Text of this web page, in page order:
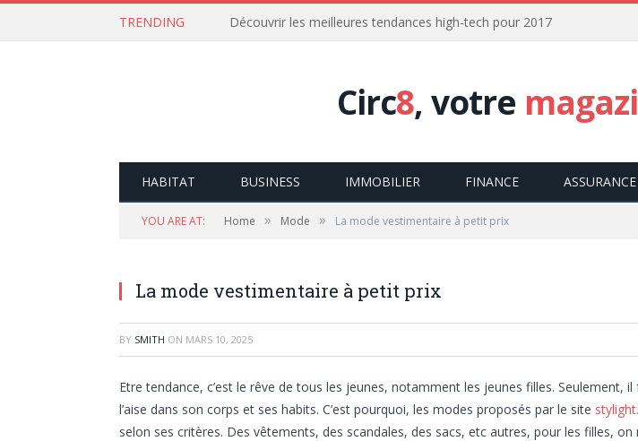
TRENDING Découvrir les meilleures tendances high-tech pour 2017
Circ8, votre
HABITAT BUSINESS IMMOBILIER FINANCE ASSURANCE
YOU ARE AT: Home » Mode » La mode vestimentaire à petit prix
La mode vestimentaire à petit prix
BY SMITH ON MARS 10, 2025
Etre tendance, c’est le rêve de tous les jeunes, notamment les jeunes filles. Seulement,
l’aise dans son corps et ses habits. C’est pourquoi, les modes proposés par le site
selon ses critères. Des vêtements, des scandales, des sacs, etc autres, pour les filles, on